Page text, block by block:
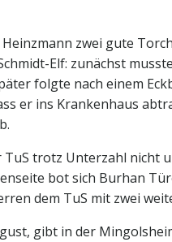
zwei gute
Elf: zunächst
folgte nach einem
er ins Krankenhaus
TuS trotz Unterzahl
bot sich Burhan
dem TuS mit zwei
gibt in der